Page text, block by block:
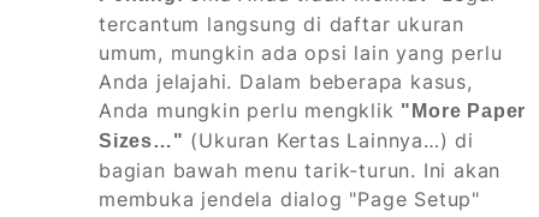
tercantum langsung di daftar ukuran
umum, mungkin ada opsi lain yang perlu
Anda jelajahi. Dalam beberapa kasus,
Anda mungkin perlu mengklik "More Paper
Sizes…" (Ukuran Kertas Lainnya…) di
bagian bawah menu tarik-turun. Ini akan
membuka jendela dialog "Page Setup"